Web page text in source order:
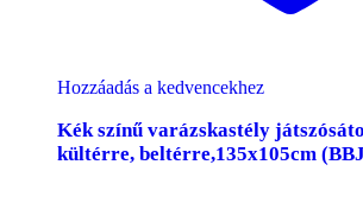
Hozzáadás a kedvencekhez
Kék színű varázskastély
kültérre, beltérre,135x105cm